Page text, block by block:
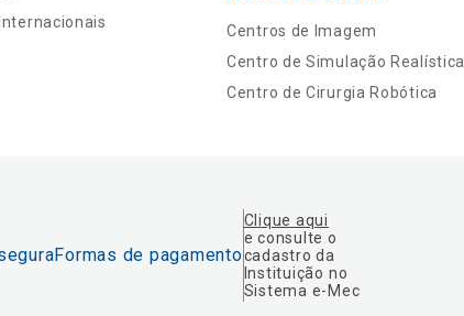
Centros de Imagem
Centro de Simulação Realística
Centro de Cirurgia Robótica
Formas de pagamento
Clique aqui
e consulte o
cadastro da
Instituição no
Sistema e-Mec